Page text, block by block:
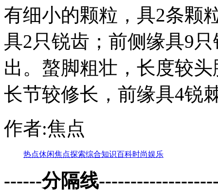
有细小的颗粒，具2条颗
具2只锐齿；前侧缘具9
出。螯脚粗壮，长度较
长节较修长，前缘具4锐
作者:焦点
热点休闲焦点探索综合知识百科时尚娱乐
------分隔线